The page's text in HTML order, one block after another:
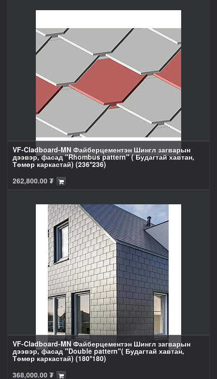
VF-Cladboard-MN Файберцементэн Шингл загварын
дээвэр, фасад "Rhombus pattern" ( Будагтай хавтан,
Төмөр каркастай) (236*236)
262,800.00 ₮
VF-Cladboard-MN Файберцементэн Шингл загварын
дээвэр, фасад "Double pattern"( Будагтай хавтан,
Төмөр каркастай) (180*180)
368,000.00 ₮